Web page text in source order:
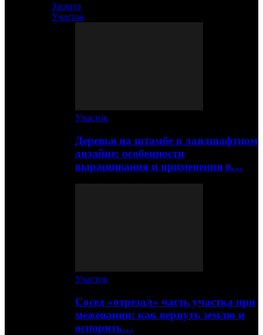
Защита
Участок
Участок
Деревья на штамбе в ландшафтном
дизайне: особенности
выращивания и применения в…
Участок
Сосед «отрезал» часть участка при
межевании: как вернуть землю и
оспорить…